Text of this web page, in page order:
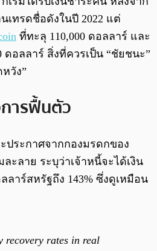
เทรดชื่อดังในปี 2022 แต่
ที่ทะลุ 110,000 ดอลลาร์ และ
ดอลลาร์ สิ่งที่ควรเป็น “ชัยชนะ”
วัง”
ารฟื้นตัว
ประกาศจากกองมรดกของ
ะลาย ระบุว่าเจ้าหนี้จะได้เงิน
ลาร์สหรัฐถึง 143% ซึ่งดูเหมือน
recovery rates in real